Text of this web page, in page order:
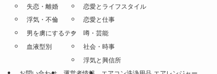
失恋・離婚
浮気・不倫
男を虜にするテク
血液型別
恋愛とライフスタイル
恋愛と仕事
噂・芸能
社会・時事
浮気と興信所